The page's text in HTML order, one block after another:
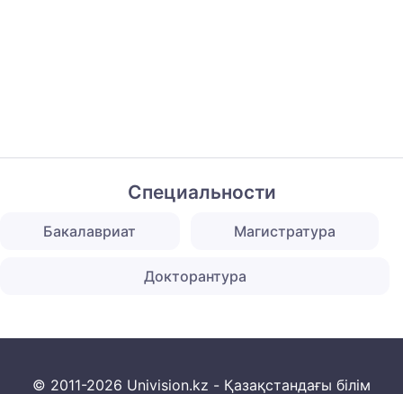
Специальности
Бакалавриат Магистратура
Докторантура
© 2011-2026 Univision.kz - Қазақстандағы білім